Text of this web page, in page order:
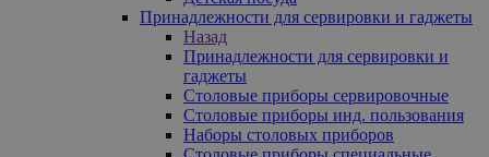
Принадлежности для сервировки и гаджеты
Назад
Принадлежности для сервировки и
гаджеты
Столовые приборы сервировочные
Столовые приборы инд. пользования
Наборы столовых приборов